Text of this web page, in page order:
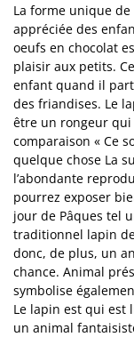
La forme unique de
appréciée des
oeufs en chocolat
plaisir aux petits.
enfant quand il
des friandises. Le
être un rongeur
comparaison « Ce
quelque chose La
l’abondante
pourrez exposer
jour de Pâques tel
traditionnel lapin
donc, de plus, un
chance. Animal
symbolise
Le lapin est qui est
un animal